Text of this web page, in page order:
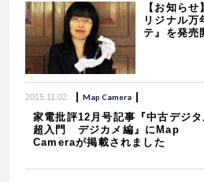
【お知ら
リジナル万
テ』を発売
2015.11.02 Map Camera
家電批評12月号記事『中古デジ
超入門 デジカメ編』にMap
Cameraが掲載されました